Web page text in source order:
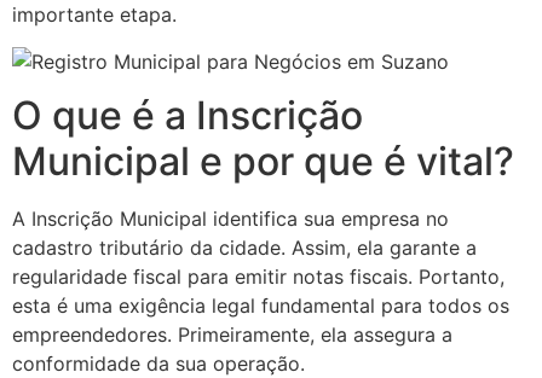
importante etapa.
O que é a Inscrição
Municipal e por que é vital?
A Inscrição Municipal identifica sua empresa no
cadastro tributário da cidade. Assim, ela garante a
regularidade fiscal para emitir notas fiscais. Portanto,
esta é uma exigência legal fundamental para todos os
empreendedores. Primeiramente, ela assegura a
conformidade da sua operação.